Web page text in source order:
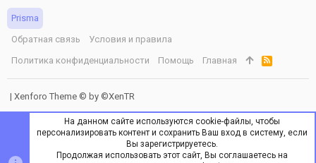
Prisma
Обратная связь
Условия и правила
Политика конфиденциальности
Помощь Главная
R
S
S
| Xenforo Theme © by ©XenTR
На данном сайте используются cookie-файлы, чтобы
персонализировать контент и сохранить Ваш вход в систему, если
Вы зарегистрируетесь.
Продолжая использовать этот сайт, Вы соглашаетесь на